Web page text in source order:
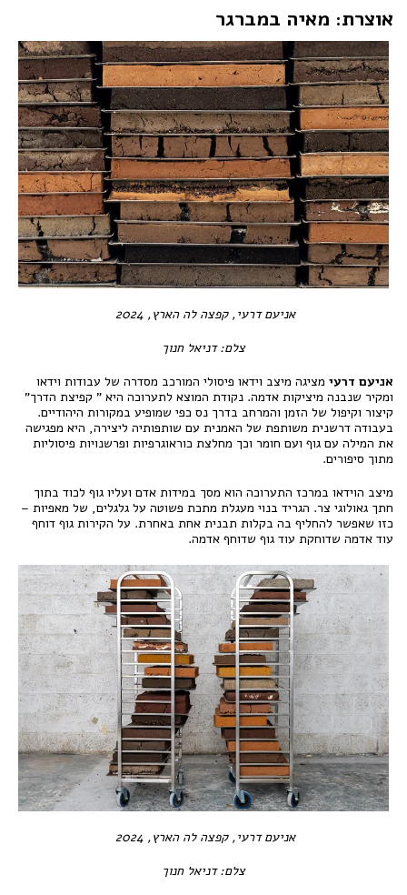
אוצרת: מאיה במברגר
אניעם דרעי, קפצה לה הארץ, 2024
צלם: דניאל חנוך
אניעם דרעי מציגה מיצב וידאו פיסולי המורכב מסדרה של עבודות וידאו
ומקיר שנבנה מיציקות אדמה. נקודת המוצא לתערוכה היא " קפיצת הדרך"
קיצור וקיפול של הזמן והמרחב בדרך נס כפי שמופיע במקורות היהודיים.
בעבודה דרשנית משותפת של האמנית עם שותפותיה ליצירה, היא מפגישה
את המילה עם גוף ועם חומר וכך מחלצת כוראוגרפיות ופרשנויות פיסוליות
מתוך סיפורים.
מיצב הוידאו במרכז התערוכה הוא מסך במידות אדם ועליו גוף לכוד בתוך
חתך גאולוגי צר. הגריד בנוי מעגלת מתכת פשוטה על גלגלים, של מאפיות –
כזו שאפשר להחליף בה בקלות תבנית אחת באחרת. על הקירות גוף דוחף
עוד אדמה שדוחקת עוד גוף שדוחף אדמה.
אניעם דרעי, קפצה לה הארץ, 2024
צלם: דניאל חנוך